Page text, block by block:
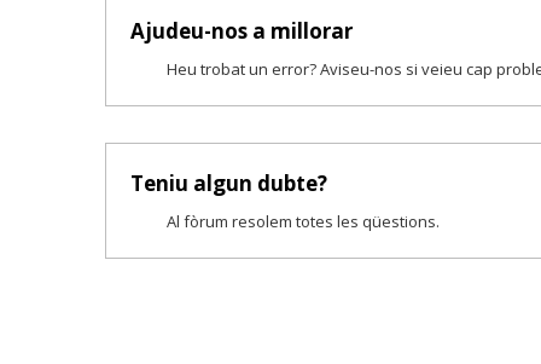
Ajudeu-nos a millorar
Heu trobat un error? Aviseu-nos si veieu cap
Teniu algun dubte?
Al fòrum resolem totes les qüestions.